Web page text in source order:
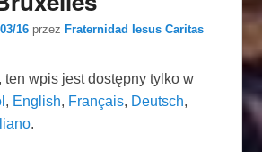
16 przezFraternidad Iesus Caritas
ten wpis jest dostępny tylko w
, English, Français, Deutsch,
.